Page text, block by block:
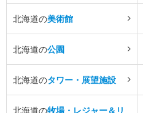
北海道の美術館
北海道の公園
北海道のタワー・展望施設
北海道の牧場・レジャー＆リ